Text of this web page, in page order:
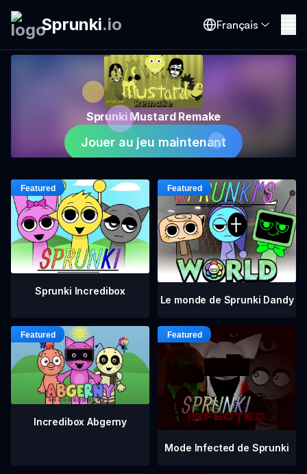
Sprunki.io Français
Sprunki Mustard Remake
Jouer au jeu maintenant
Sprunki Incredibox
Le monde de Sprunki Dandy
Incredibox Abgerny
Mode Infected de Sprunki